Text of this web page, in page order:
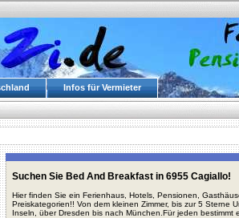
Infos für Vermieter
Suchen Sie Bed And Breakfast in 6955 Cagiallo!
Hier finden Sie ein Ferienhaus, Hotels, Pensionen,
Preiskategorien!! Von dem kleinen Zimmer, bis zur 5 Sterne
Inseln, über Dresden bis nach München.Für jeden bestimmt